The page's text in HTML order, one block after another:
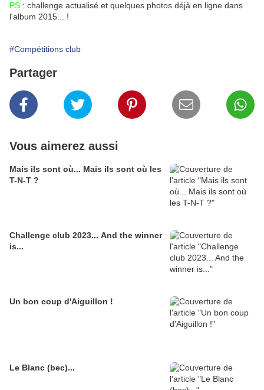
PS : challenge actualisé et quelques photos déjà en ligne dans
l'album 2015... !
#Compétitions club
Partager
Vous aimerez aussi
Mais ils sont où... Mais ils sont où les
T-N-T ?
Challenge club 2023... And the winner
is...
Un bon coup d'Aiguillon !
Le Blanc (bec)...